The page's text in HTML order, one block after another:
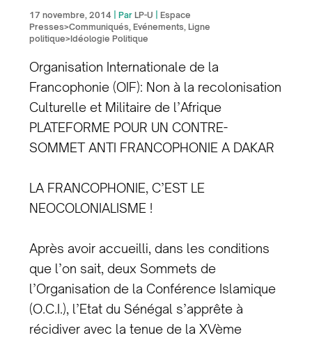
17 novembre, 2014 | Par LP-U
Espace
Presses>Communiqués, Evénements, Ligne
politique>Idéologie Politique
Organisation Internationale de la
Francophonie (OIF): Non à la recolonisation
Culturelle et Militaire de l’Afrique
PLATEFORME POUR UN CONTRE-
SOMMET ANTI FRANCOPHONIE A DAKAR
LA FRANCOPHONIE, C’EST LE
NEOCOLONIALISME !
Après avoir accueilli, dans les conditions
que l’on sait, deux Sommets de
l’Organisation de la Conférence Islamique
(O.C.I.), l’Etat du Sénégal s’apprête à
récidiver avec la tenue de la XVème